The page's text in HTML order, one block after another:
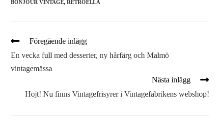
BONJOUR VINTAGE, RETROELLA
Föregående inlägg
En vecka full med desserter, ny hårfärg och Malmö
vintagemässa
Nästa inlägg
Hojt! Nu finns Vintagefrisyrer i Vintagefabrikens webshop!